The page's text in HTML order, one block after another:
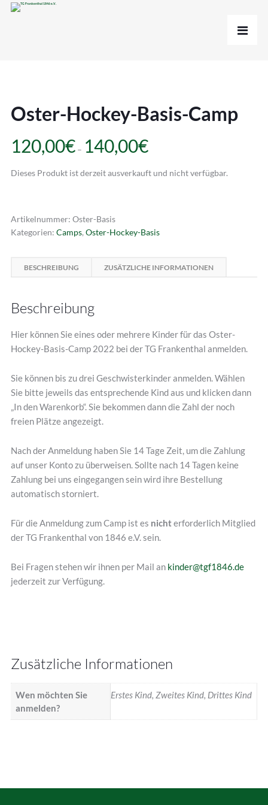
Oster-Hockey-Basis-Camp
120,00€ – 140,00€
Dieses Produkt ist derzeit ausverkauft und nicht verfügbar.
Artikelnummer: Oster-Basis
Kategorien: Camps, Oster-Hockey-Basis
BESCHREIBUNG ZUSÄTZLICHE INFORMATIONEN
Beschreibung
Hier können Sie eines oder mehrere Kinder für das Oster-
Hockey-Basis-Camp 2022 bei der TG Frankenthal anmelden.
Sie können bis zu drei Geschwisterkinder anmelden. Wählen
Sie bitte jeweils das entsprechende Kind aus und klicken dann
„In den Warenkorb“. Sie bekommen dann die Zahl der noch
freien Plätze angezeigt.
Nach der Anmeldung haben Sie 14 Tage Zeit, um die Zahlung
auf unser Konto zu überweisen. Sollte nach 14 Tagen keine
Zahlung bei uns eingegangen sein wird ihre Bestellung
automatisch storniert.
Für die Anmeldung zum Camp ist es nichterforderlich Mitglied
der TG Frankenthal von 1846 e.V. sein.
Bei Fragen stehen wir ihnen per Mail an kinder@tgf1846.de
jederzeit zur Verfügung.
Zusätzliche Informationen
Wen möchten Sie
anmelden?
Erstes Kind, Zweites Kind, Drittes Kind